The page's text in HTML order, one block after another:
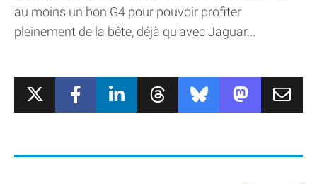
au moins un bon G4 pour pouvoir profiter
pleinement de la bête, déjà qu'avec Jaguar...